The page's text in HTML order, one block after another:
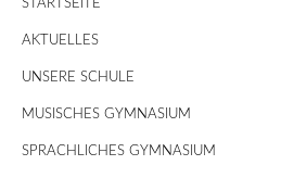
STARTSEITE
AKTUELLES
UNSERE SCHULE
MUSISCHES GYMNASIUM
SPRACHLICHES GYMNASIUM